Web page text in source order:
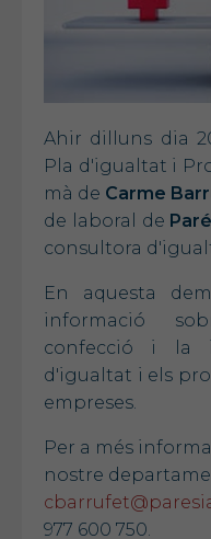
Ahir dilluns dia
Pla d'igualtat i
mà de Carme
de laboral de
consultora
En aquesta
informació
confecció i la
d'igualtat i els
empreses.
Per a més
nostre
977 600 750.